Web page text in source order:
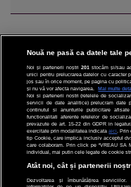
CINEMA
DIVERTISMENT
STIRI
TEHNOLOGIE
SPORT
Nouă ne pasă ca datele tale
Noi și partenerii noștri 201 stocăm și/sau
unici pentru prelucrarea datelor cu
jos sau în orice moment, pe pagina cu
și nu vă vor afecta navigarea.
Mai multe
Noi si partenerii nostri (retelele de
servicii de date analitice) prelucram date
continutul si anunturile publicitare
functionalitati aferente retelelor de
prevazute de art. 15-22 din GDPR in
exercitate prin modalitatea indicataaici .
tip Cookie, care implica inclusiv acceptul
care colaboram. Prin click pe “VREAU SA
individual, mai putin cele legate de cookie
Atât noi, cât și partenerii
Dezvoltarea și îmbunătățirea serviciilor.